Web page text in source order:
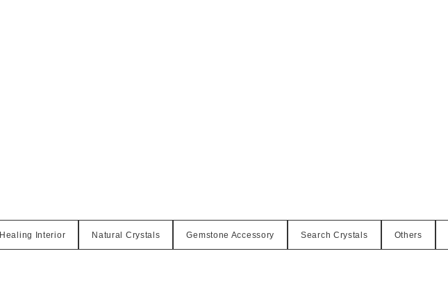
Healing Interior Natural Crystals Gemstone Accessory Search Crystals Others